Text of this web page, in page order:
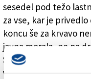
sesedel pod težo
za vse, kar je
koncu še za krvavo
javna morala, ne pa
Spazzali in med
verskih oblasti, ki so